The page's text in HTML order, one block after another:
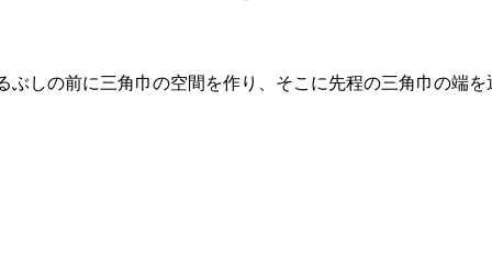
しの前に三角巾の空間を作り、そこに先程の三角巾の端を